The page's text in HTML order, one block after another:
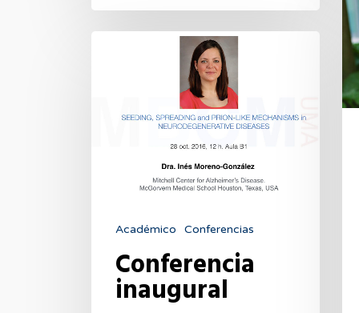
Académico Conferencias
Conferencia
inaugural